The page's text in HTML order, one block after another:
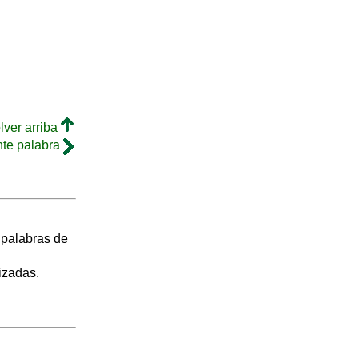
arriba
palabra
de